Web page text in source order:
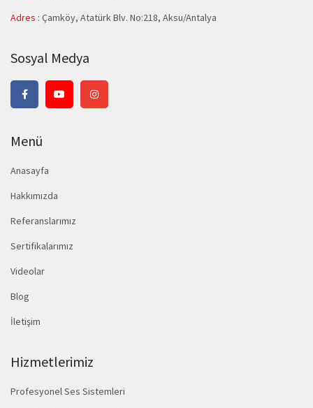
Adres : Çamköy, Atatürk Blv. No:218, Aksu/Antalya
Sosyal Medya
Menü
Anasayfa
Hakkımızda
Referanslarımız
Sertifikalarımız
Videolar
Blog
İletişim
Hizmetlerimiz
Profesyonel Ses Sistemleri